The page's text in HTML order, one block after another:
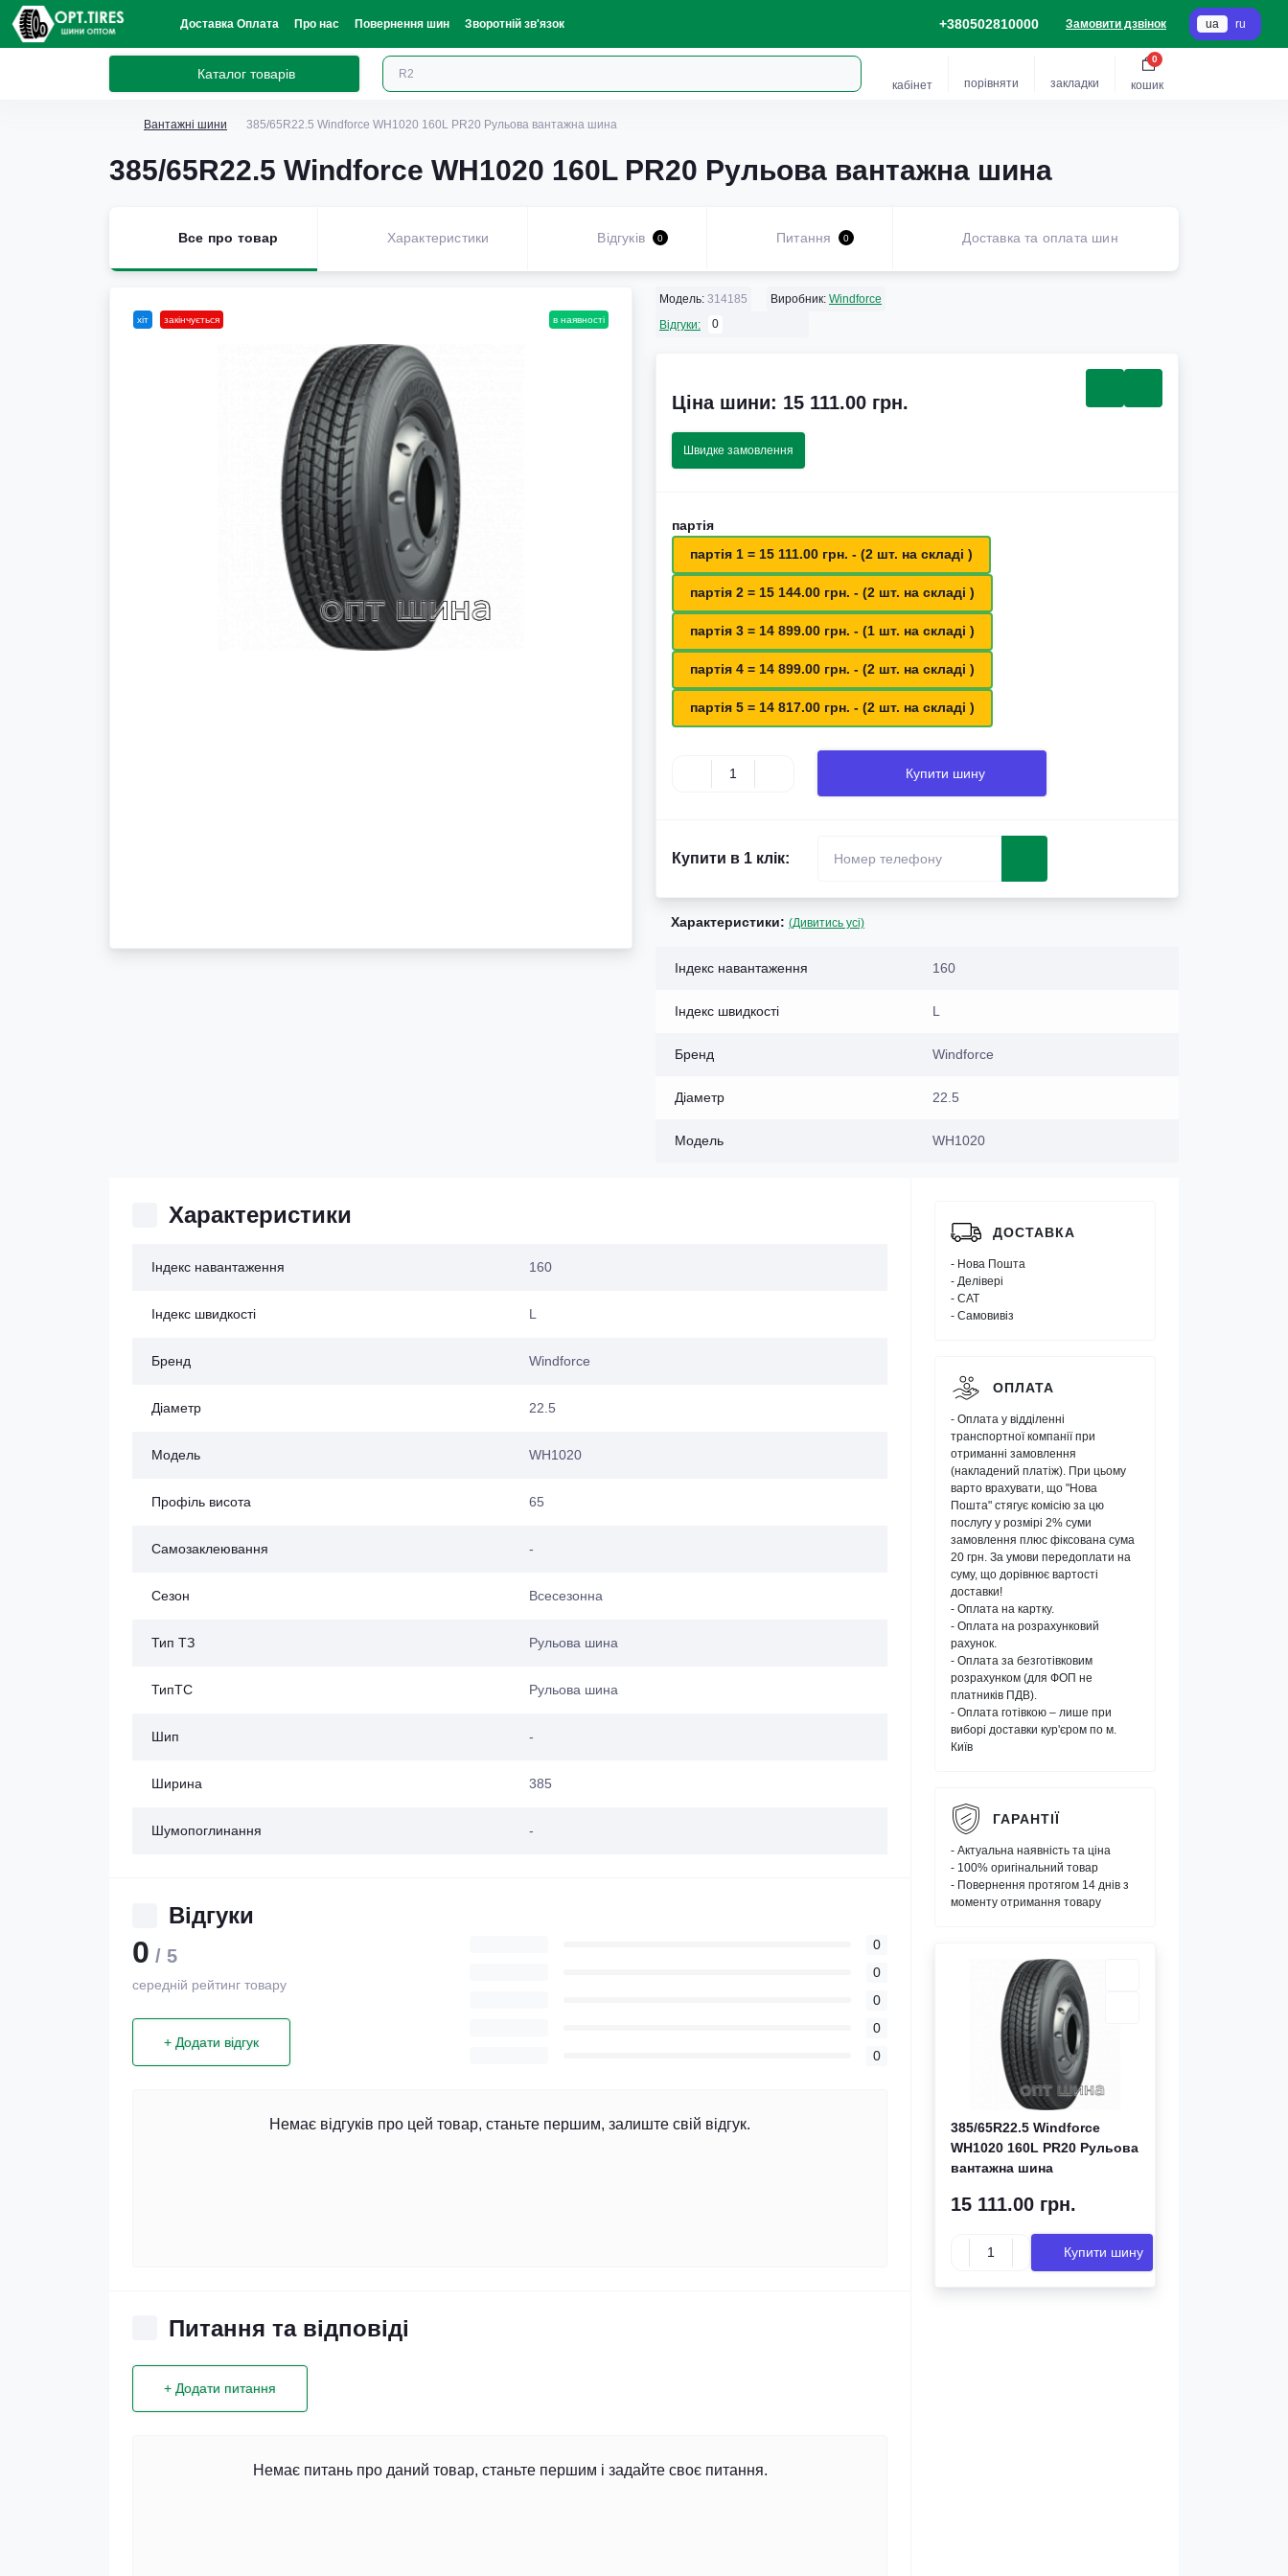
Доставка Оплата Про нас Повернення шин Зворотній зв'язок +380502810000 Замовити дзвінок ua ru
Каталог товарів
кабінет порівняти закладки кошик
0
Вантажні шини 385/65R22.5 Windforce WH1020 160L PR20 Рульова вантажна шина
385/65R22.5 Windforce WH1020 160L PR20 Рульова вантажна шина
Все про товар Характеристики Відгуків 0 Питання 0 Доставка та оплата шин
хіт закінчується в наявності
Модель: 314185 Виробник: Windforce
Відгуки:
0
Ціна шини: 15 111.00 грн.
Швидке замовлення
партія
партія 1 = 15 111.00 грн. - (2 шт. на складі )
партія 2 = 15 144.00 грн. - (2 шт. на складі )
партія 3 = 14 899.00 грн. - (1 шт. на складі )
партія 4 = 14 899.00 грн. - (2 шт. на складі )
партія 5 = 14 817.00 грн. - (2 шт. на складі )
Купити шину
Купити в 1 клік:
Характеристики: (Дивитись усі)
Індекс навантаження 160
Індекс швидкості L
Бренд Windforce
Діаметр 22.5
Модель WH1020
Характеристики
Індекс навантаження 160
Індекс швидкості L
Бренд Windforce
Діаметр 22.5
Модель WH1020
Профіль висота 65
Самозаклеювання -
Сезон Всесезонна
Тип ТЗ Рульова шина
ТипТС Рульова шина
Шип -
Ширина 385
Шумопоглинання -
Відгуки
0 / 5
середній рейтинг товару
+ Додати відгук
0
0
0
0
0
Немає відгуків про цей товар, станьте першим, залиште свій відгук.
Питання та відповіді
+ Додати питання
Немає питань про даний товар, станьте першим і задайте своє питання.
ДОСТАВКА
- Нова Пошта
- Делівері
- САТ
- Самовивіз
ОПЛАТА
- Оплата у відділенні
транспортної компанії при
отриманні замовлення
(накладений платіж). При цьому
варто врахувати, що "Нова
Пошта" стягує комісію за цю
послугу у розмірі 2% суми
замовлення плюс фіксована сума
20 грн. За умови передоплати на
суму, що дорівнює вартості
доставки!
- Оплата на картку.
- Оплата на розрахунковий
рахунок.
- Оплата за безготівковим
розрахунком (для ФОП не
платників ПДВ).
- Оплата готівкою – лише при
виборі доставки кур'єром по м.
Київ
ГАРАНТІЇ
- Актуальна наявність та ціна
- 100% оригінальний товар
- Повернення протягом 14 днів з
моменту отримання товару
385/65R22.5 Windforce
WH1020 160L PR20 Рульова
вантажна шина
15 111.00 грн.
Купити шину